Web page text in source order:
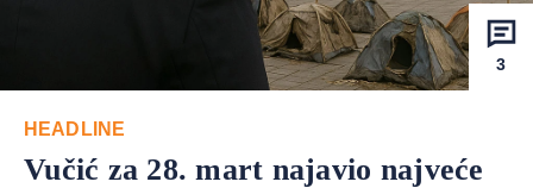
3
HEADLINE
Vučić za 28. mart najavio najveće